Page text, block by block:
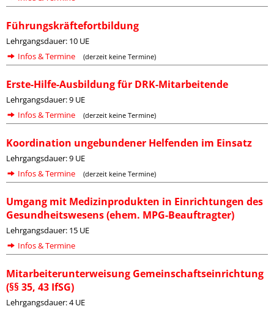
Führungskräftefortbildung
Lehrgangsdauer: 10 UE
Infos & Termine
(derzeit keine Termine)
Erste-Hilfe-Ausbildung für DRK-Mitarbeitende
Lehrgangsdauer: 9 UE
Infos & Termine
(derzeit keine Termine)
Koordination ungebundener Helfenden im Einsatz
Lehrgangsdauer: 9 UE
Infos & Termine
(derzeit keine Termine)
Umgang mit Medizinprodukten in Einrichtungen des
Gesundheitswesens (ehem. MPG-Beauftragter)
Lehrgangsdauer: 15 UE
Infos & Termine
Mitarbeiterunterweisung Gemeinschaftseinrichtung
(§§ 35, 43 IfSG)
Lehrgangsdauer: 4 UE